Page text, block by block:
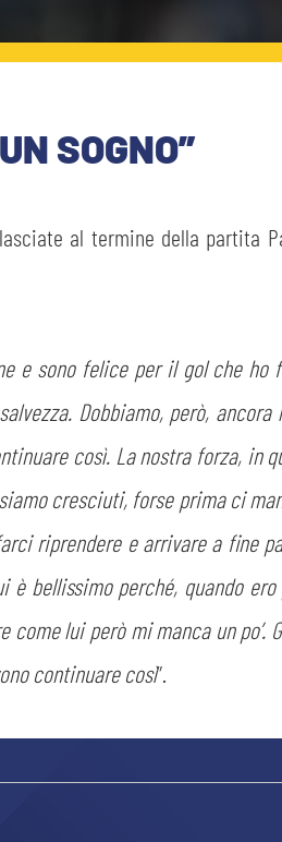
SOGNO”
al termine della partita
e sono felice per il gol che
Dobbiamo, però,
così. La nostra forza, in
cresciuti, forse prima ci
riprendere e arrivare a fine
bellissimo perché, quando
lui però mi manca un po’.
continuare così”.